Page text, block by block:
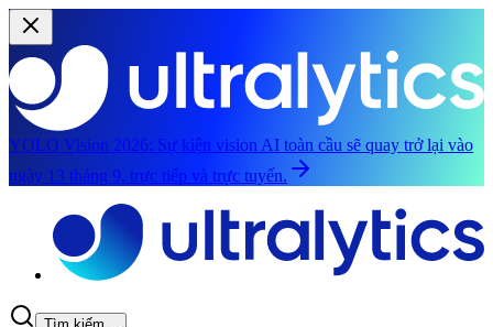
YOLO Vision 2026: Sự kiện vision AI toàn cầu sẽ quay trở lại vào
ngày 13 tháng 9, trực tiếp và trực tuyến.